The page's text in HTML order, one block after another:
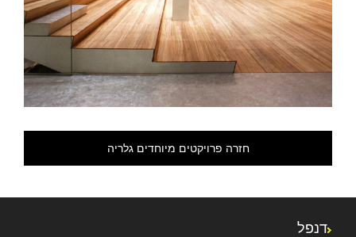
חזרה פרויקטים מיוחדים גלריה
דנפל